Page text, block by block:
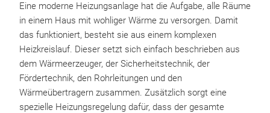
Eine moderne Heizungsanlage hat die Aufgabe, alle Räume
in einem Haus mit wohliger Wärme zu versorgen. Damit
das funktioniert, besteht sie aus einem komplexen
Heizkreislauf. Dieser setzt sich einfach beschrieben aus
dem Wärmeerzeuger, der Sicherheitstechnik, der
Fördertechnik, den Rohrleitungen und den
Wärmeübertragern zusammen. Zusätzlich sorgt eine
spezielle Heizungsregelung dafür, dass der gesamte